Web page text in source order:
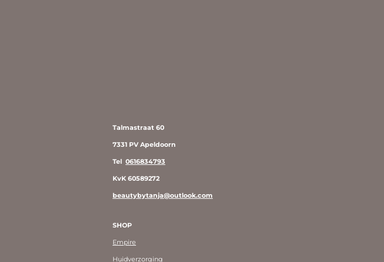
Talmastraat 60
7331 PV Apeldoorn
Tel 0616834793
KvK 60589272
beautybytanja@outlook.com
SHOP
Empire
Huidverzorging